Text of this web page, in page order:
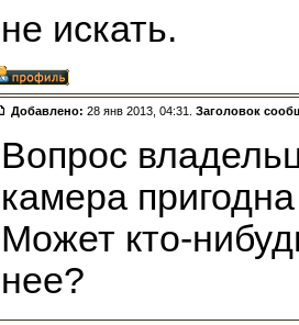
не искать.
Добавлено: 28 янв 2013, 04:31. Заголовок
Вопрос
камера
Может кто-
нее?